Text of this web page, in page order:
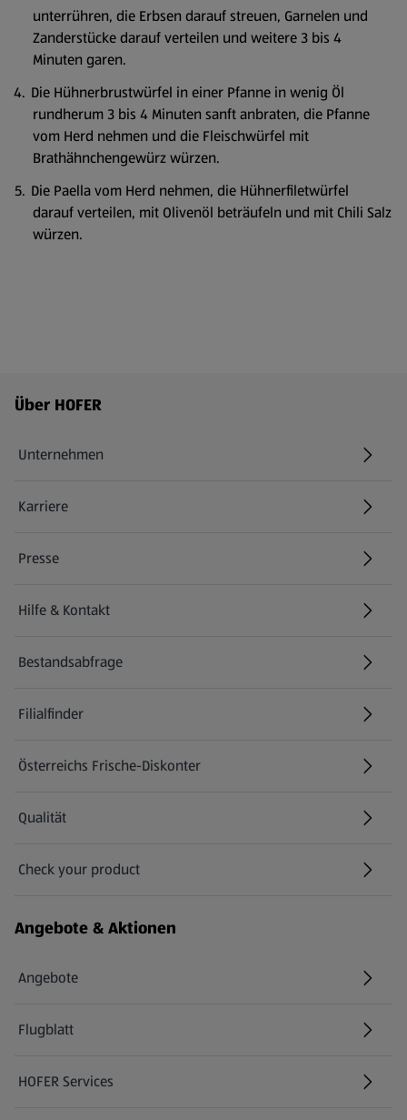
unterrühren, die Erbsen darauf streuen, Garnelen und
Zanderstücke darauf verteilen und weitere 3 bis 4
Minuten garen.
Die Hühnerbrustwürfel in einer Pfanne in wenig Öl
rundherum 3 bis 4 Minuten sanft anbraten, die Pfanne
vom Herd nehmen und die Fleischwürfel mit
Brathähnchengewürz würzen.
Die Paella vom Herd nehmen, die Hühnerfiletwürfel
darauf verteilen, mit Olivenöl beträufeln und mit Chili Salz
würzen.
Fußzeilenmenü - weitere Links
Über HOFER
Unternehmen
Karriere
(öffnet in einem neuen Tab)
Presse
Hilfe & Kontakt
(öffnet in einem neuen Tab)
Bestandsabfrage
(öffnet in einem neuen Tab)
Filialfinder
Österreichs Frische-Diskonter
Qualität
Check your product
(öffnet in einem neuen Tab)
Angebote & Aktionen
Angebote
Flugblatt
HOFER Services